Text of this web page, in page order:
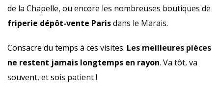
de la Chapelle, ou encore les nombreuses boutiques de
friperie dépôt-vente Parisdans le Marais.
Consacre du temps à ces visites. Les meilleures pièces
ne restent jamais longtemps en rayon. Va tôt, va
souvent, et sois patient !